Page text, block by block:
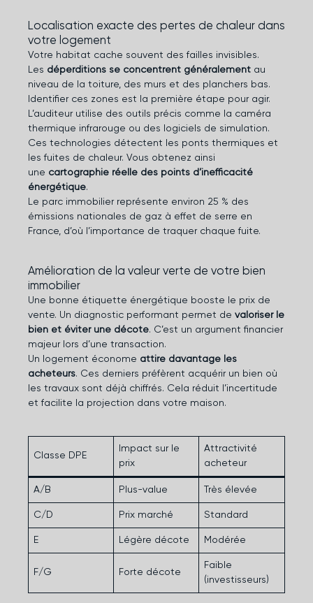
Localisation exacte des pertes de chaleur dans
votre logement
Votre habitat cache souvent des failles invisibles.
Les déperditions se concentrent généralement au
niveau de la toiture, des murs et des planchers bas.
Identifier ces zones est la première étape pour agir.
L’auditeur utilise des outils précis comme la caméra
thermique infrarouge ou des logiciels de simulation.
Ces technologies détectent les ponts thermiques et
les fuites de chaleur. Vous obtenez ainsi
une cartographie réelle des points d’inefficacité
énergétique.
Le parc immobilier représente environ 25 % des
émissions nationales de gaz à effet de serre en
France, d’où l’importance de traquer chaque fuite.
Amélioration de la valeur verte de votre bien
immobilier
Une bonne étiquette énergétique booste le prix de
vente. Un diagnostic performant permet de valoriser le
bien et éviter une décote. C’est un argument financier
majeur lors d’une transaction.
Un logement économe attire davantage les
acheteurs. Ces derniers préfèrent acquérir un bien où
les travaux sont déjà chiffrés. Cela réduit l’incertitude
et facilite la projection dans votre maison.
Classe DPE
Impact sur le
prix
Attractivité
acheteur
A/B Plus-value Très élevée
C/D Prix marché Standard
E Légère décote Modérée
F/G Forte décote
Faible
(investisseurs)